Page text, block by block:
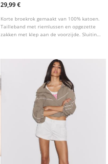
29,99 €
Korte broekrok gemaakt van 100% katoen.
Tailleband met riemlussen en opgezette
zakken met klep aan de voorzijde. Sluiting